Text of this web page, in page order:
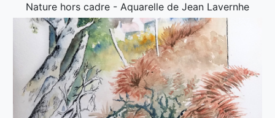
Nature hors cadre - Aquarelle de Jean Lavernhe